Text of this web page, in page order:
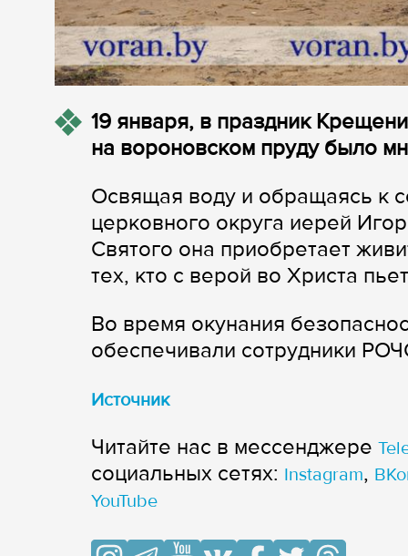
19 января, в праздник
на вороновском пруду было
Освящая воду и обращаясь к
церковного округа иерей
Святого она приобретает
тех, кто с верой во Христа
Во время окунания
обеспечивали сотрудники
Источник
Читайте нас в мессенджере
cоциальных сетях: Instagram,
YouTube